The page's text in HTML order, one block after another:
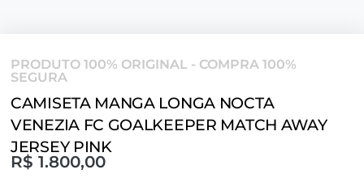
PRODUTO 100% ORIGINAL - COMPRA 100%
SEGURA
CAMISETA MANGA LONGA NOCTA
VENEZIA FC GOALKEEPER MATCH AWAY
JERSEY PINK
R$ 1.800,00